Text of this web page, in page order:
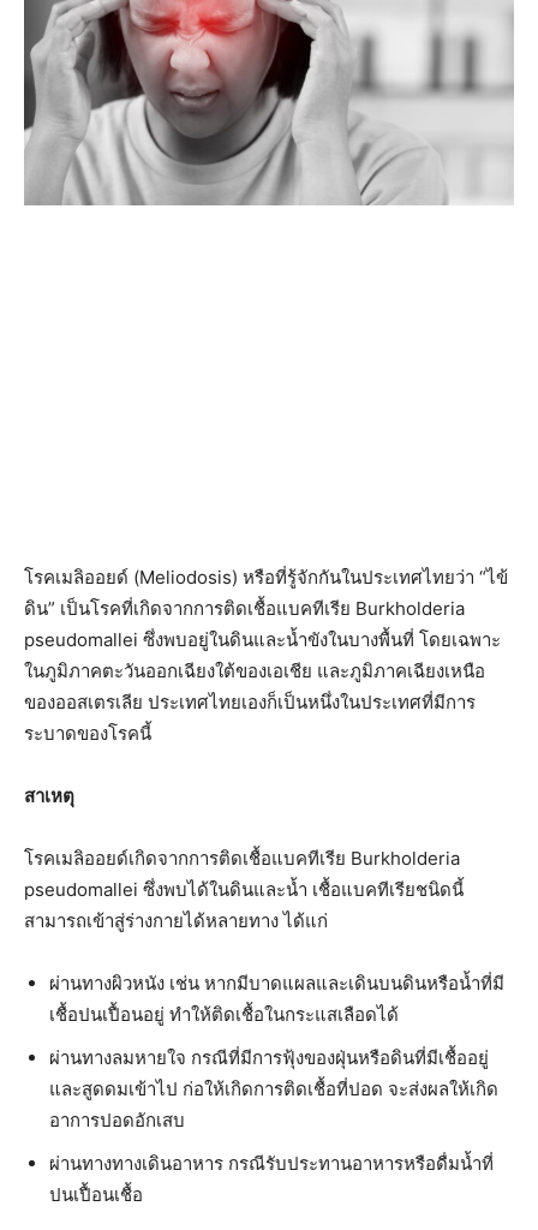
โรคเมลิออยด์ (Meliodosis) หรือที่รู้จักกันในประเทศไทยว่า “ไข้
ดิน” เป็นโรคที่เกิดจากการติดเชื้อแบคทีเรีย Burkholderia
pseudomallei ซึ่งพบอยู่ในดินและน้ำขังในบางพื้นที่ โดยเฉพาะ
ในภูมิภาคตะวันออกเฉียงใต้ของเอเชีย และภูมิภาคเฉียงเหนือ
ของออสเตรเลีย ประเทศไทยเองก็เป็นหนึ่งในประเทศที่มีการ
ระบาดของโรคนี้
สาเหตุ
โรคเมลิออยด์เกิดจากการติดเชื้อแบคทีเรีย Burkholderia
pseudomallei ซึ่งพบได้ในดินและน้ำ เชื้อแบคทีเรียชนิดนี้
สามารถเข้าสู่ร่างกายได้หลายทาง ได้แก่
ผ่านทางผิวหนัง เช่น หากมีบาดแผลและเดินบนดินหรือน้ำที่มี
เชื้อปนเปื้อนอยู่ ทำให้ติดเชื้อในกระแสเลือดได้
ผ่านทางลมหายใจ กรณีที่มีการฟุ้งของฝุ่นหรือดินที่มีเชื้ออยู่
และสูดดมเข้าไป ก่อให้เกิดการติดเชื้อที่ปอด จะส่งผลให้เกิด
อาการปอดอักเสบ
ผ่านทางทางเดินอาหาร กรณีรับประทานอาหารหรือดื่มน้ำที่
ปนเปื้อนเชื้อ